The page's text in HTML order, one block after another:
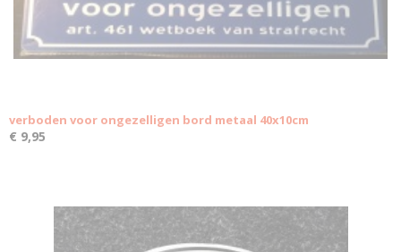
verboden voor ongezelligen bord metaal 40x10cm
€ 9,95